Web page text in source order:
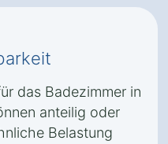
das Badezimmer in
anteilig oder
Belastung